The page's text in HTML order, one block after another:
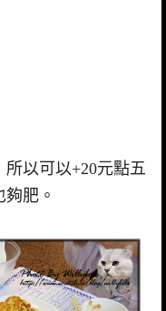
以可以+20元點五
肥。